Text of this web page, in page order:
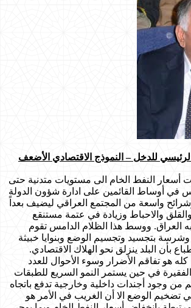
للدخل – النموذج الاقتصادي الأضعف
أسعار النفط الخام الى مستويات متدنية حتى
في أوساط القائمين على ادارة شؤون الدولة
واسعة من المجتمع العراقي ليضيف بعداً
والاحباط وزيادة في عتمة مستنقع
العراق. ووسط هذا الظلام الدامس تقوم
وشرسة بتجسيد وتجسيم الوضع وبنوايا خبيثة
بأن البلد ينزلق نحو الهلاك الاقتصادي.
كله هو تفاقم الأضرار وسوء الأحوال للعدد
في حين يستمر النمو السريع للطبقات
من وجود أجندات داخلية وخارجية تدفع باتجاه
تضخيم الوضع الا أن الغريب في الأمر هو